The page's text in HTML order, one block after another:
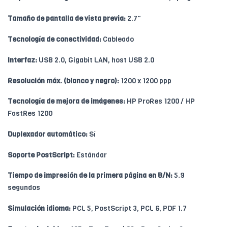
Tamaño de pantalla de vista previa: 2.7"
Tecnología de conectividad: Cableado
Interfaz: USB 2.0, Gigabit LAN, host USB 2.0
Resolución máx. (blanco y negro): 1200 x 1200 ppp
Tecnología de mejora de imágenes: HP ProRes 1200 / HP
FastRes 1200
Duplexador automático: Sí
Soporte PostScript: Estándar
Tiempo de impresión de la primera página en B/N:5.9
segundos
Simulación idioma: PCL 5, PostScript 3, PCL 6, PDF 1.7